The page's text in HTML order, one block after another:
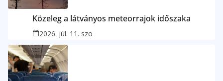
Közeleg a látványos meteorrajok időszaka
2026. júl. 11. szo